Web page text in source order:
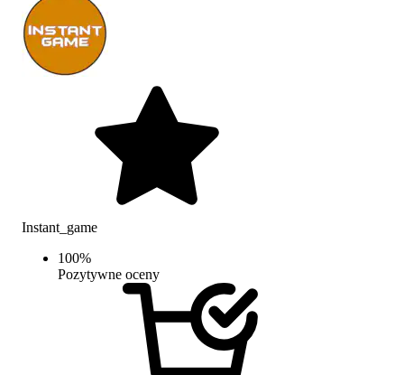
Instant_game
100%
Pozytywne oceny